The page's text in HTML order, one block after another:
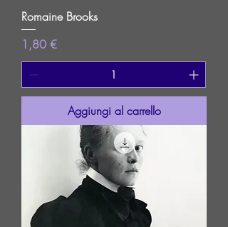
Romaine Brooks
Prezzo
1,80 €
Aggiungi al carrello